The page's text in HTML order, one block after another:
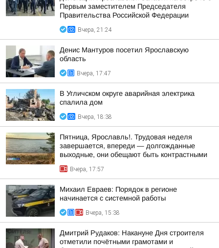
Первым заместителем Председателя
Правительства Российской Федерации
Вчера, 21:24
Денис Мантуров посетил Ярославскую
область
Вчера, 17:47
В Угличском округе аварийная электрика
спалила дом
Вчера, 18:38
Пятница, Ярославль!. Трудовая неделя
завершается, впереди — долгожданные
выходные, они обещают быть контрастными
Вчера, 17:57
Михаил Евраев: Порядок в регионе
начинается с системной работы
Вчера, 15:38
Дмитрий Рудаков: Накануне Дня строителя
отметили почётными грамотами и